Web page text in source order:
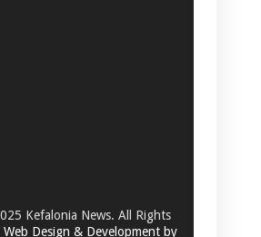
Kefalonia News. All Rights
Web Design & Development by